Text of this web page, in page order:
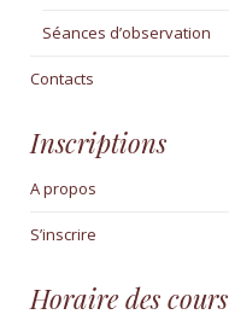
Séances d’observation
Contacts
Inscriptions
A propos
S’inscrire
Horaire des cours